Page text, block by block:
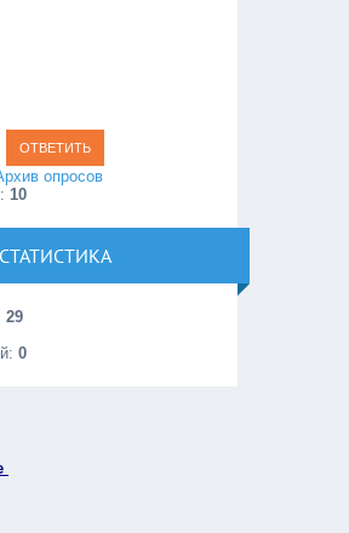
опросов
10
СТАТИСТИКА
29
0